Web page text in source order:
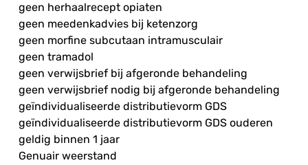
geen herhaalrecept opiaten
geen meedenkadvies bij ketenzorg
geen morfine subcutaan intramusculair
geen tramadol
geen verwijsbrief bij afgeronde behandeling
geen verwijsbrief nodig bij afgeronde behandeling
geïndividualiseerde distributievorm GDS
geïndividualiseerde distributievorm GDS ouderen
geldig binnen 1 jaar
Genuair weerstand